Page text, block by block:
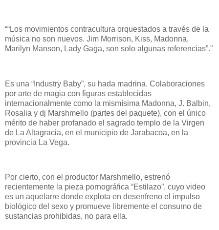
““Los movimientos contracultura orquestados a través de la
música no son nuevos. Jim Morrison, Kiss, Madonna,
Marilyn Manson, Lady Gaga, son solo algunas referencias”.”
Es una “Industry Baby”, su hada madrina. Colaboraciones
por arte de magia con figuras establecidas
internacionalmente como la mismísima Madonna, J. Balbin,
Rosalia y dj Marshmello (partes del paquete), con el único
mérito de haber profanado el sagrado templo de la Virgen
de La Altagracia, en el municipio de Jarabacoa, en la
provincia La Vega.
Por cierto, con el productor Marshmello, estrenó
recientemente la pieza pornográfica “Estilazo”, cuyo video
es un aquelarre donde explota en desenfreno el impulso
biológico del sexo y promueve libremente el consumo de
sustancias prohibidas, no para ella.